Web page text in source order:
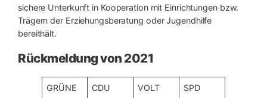
sichere Unterkunft in Kooperation mit Einrichtungen bzw.
Trägern der Erziehungsberatung oder Jugendhilfe
bereithält.
Rückmeldung von 2021
GRÜNE CDU VOLT SPD